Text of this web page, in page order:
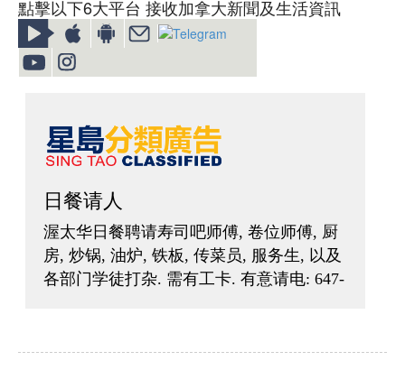
點擊以下6大平台 接收加拿大新聞及生活資訊